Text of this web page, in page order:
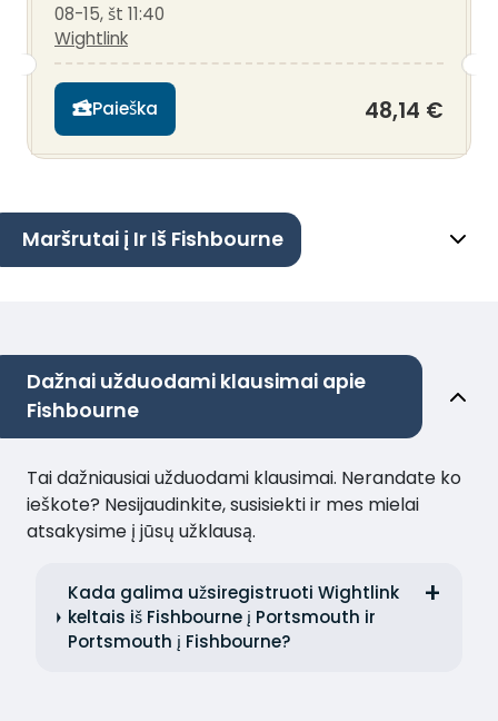
08-15, št 11:40
Wightlink
Paieška 48,14 €
Maršrutai į Ir Iš Fishbourne
Dažnai užduodami klausimai apie
Fishbourne
Tai dažniausiai užduodami klausimai. Nerandate ko
ieškote? Nesijaudinkite, susisiekti ir mes mielai
atsakysime į jūsų užklausą.
Kada galima užsiregistruoti Wightlink
keltais iš Fishbourne į Portsmouth ir
Portsmouth į Fishbourne?